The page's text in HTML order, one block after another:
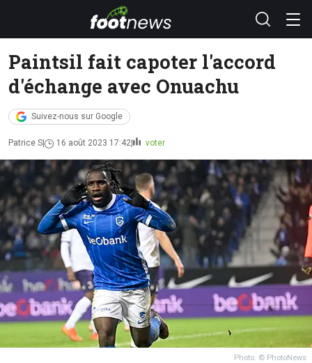
Paintsil fait capoter l'accord
d'échange avec Onuachu
Suivez-nous sur Google
Patrice S 16 août 2023 17:42 voter
Photo: © PhotoNews